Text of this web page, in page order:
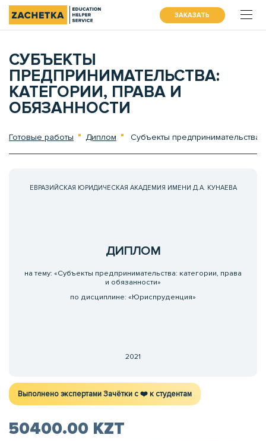
ЗАКАЗАТЬ
СУБЪЕКТЫ
ПРЕДПРИНИМАТЕЛЬСТВА:
КАТЕГОРИИ, ПРАВА И
ОБЯЗАННОСТИ
Готовые работы Диплом Субъекты предпринимательства:
ЕВРАЗИЙСКАЯ ЮРИДИЧЕСКАЯ АКАДЕМИЯ ИМЕНИ Д.А. КУНАЕВА
ДИПЛОМ
на тему: «Субъекты предпринимательства: категории, права
и обязанности»
по дисциплине: «Юриспруденция»
2021
Выполнено экспертами Зачётки c ❤️ к студентам
50400.00 KZT